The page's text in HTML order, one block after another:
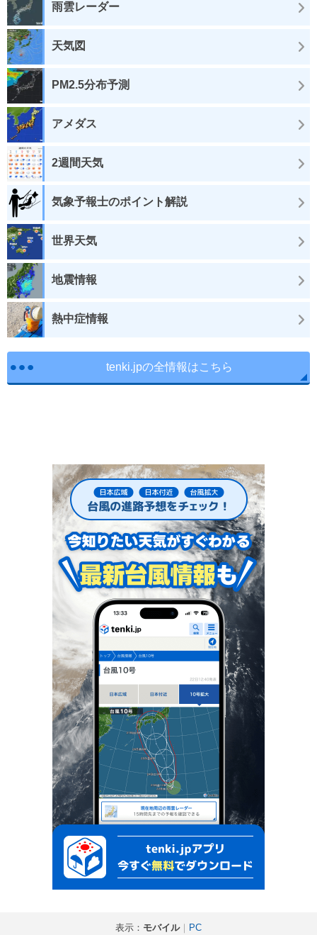
雨雲レーダー
天気図
PM2.5分布予測
アメダス
2週間天気
気象予報士のポイント解説
世界天気
地震情報
熱中症情報
tenki.jpの全情報はこちら
表示： モバイル｜ PC